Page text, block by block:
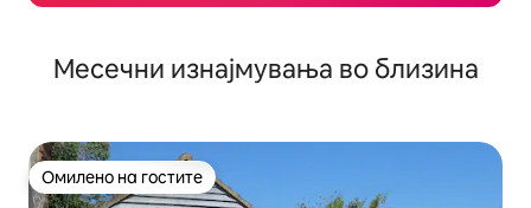
Месечни изнајмувања во близина
Омилено на гостите
Омилено на гостите